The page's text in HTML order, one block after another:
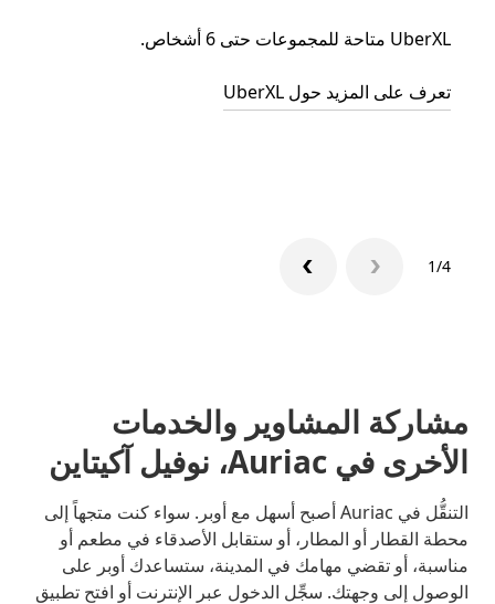
UberXL متاحة للمجموعات حتى 6 أشخاص.
تعرف على المزيد حول UberXL
1/4
مشاركة المشاوير والخدمات
الأخرى في Auriac، نوفيل آكيتاين
التنقُّل في Auriac أصبح أسهل مع أوبر. سواء كنت متجهاً إلى
محطة القطار أو المطار، أو ستقابل الأصدقاء في مطعم أو
مناسبة، أو تقضي مهامك في المدينة، ستساعدك أوبر على
الوصول إلى وجهتك. سجِّل الدخول عبر الإنترنت أو افتح تطبيق